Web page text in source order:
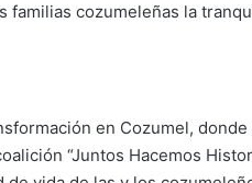
familias cozumeleñas la
en Cozumel,
“Juntos Hacemos